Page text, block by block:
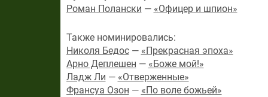
Роман Полански — «Офицер и шпион»
Также номинировались:
Николя Бедос— «Прекрасная эпоха»
Арно Деплешен — «Боже мой!»
Ладж Ли — «Отверженные»
Франсуа Озон — «По воле божьей»